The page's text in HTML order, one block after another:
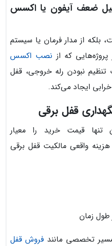
ضعف آیفون یا اکسس
از مدار فرمان یا سیستم
که از نصب اکسس
نبودن رله خروجی، قفل
ایجاد می‌کند.
قفل برقی
تنها قیمت خرید را معیار
واقعی مالکیت قفل برقی
طول زمان
تخصصی مانند فروش قفل